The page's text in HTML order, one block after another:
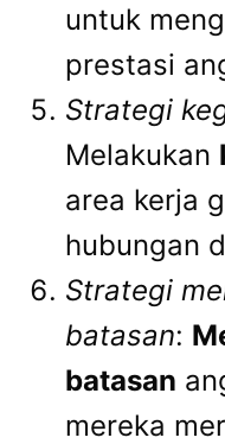
untuk
prestasi
Strategi
Melakukan
area kerja
hubungan
Strategi
batasan:
batasan
mereka